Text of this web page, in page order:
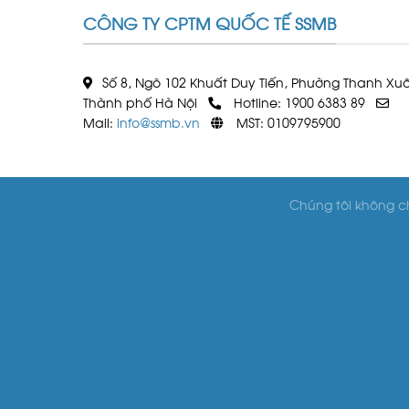
CÔNG TY CPTM QUỐC TẾ SSMB
Số 8, Ngõ 102 Khuất Duy Tiến, Phường Thanh
Thành phố Hà Nội
Hotline: 1900 6383 89
Mail: info@ssmb.vn MST: 0109795900
Chúng tôi không